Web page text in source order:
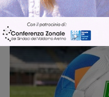
Ultime Notizie